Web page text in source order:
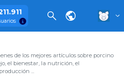
de los mejores artículos sobre porcino
el bienestar, la nutrición, el
...